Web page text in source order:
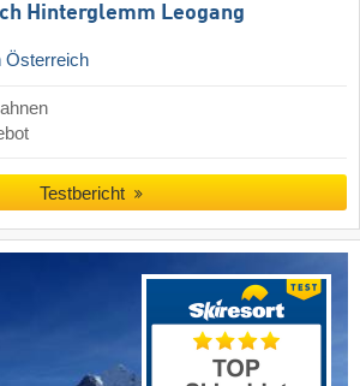
Hinterglemm Leogang
Österreich
Testbericht